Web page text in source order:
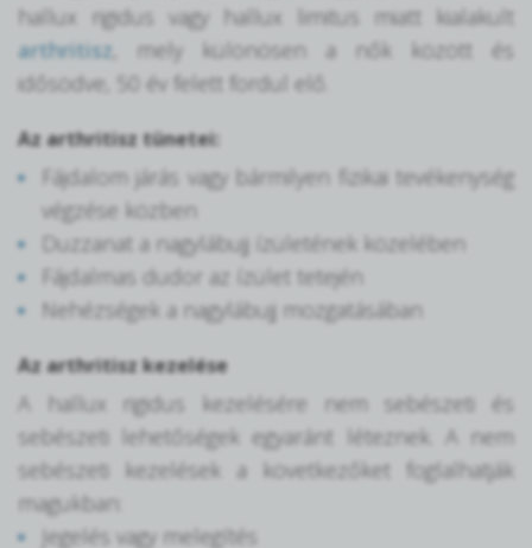
hallux rigidus vagy hallux limitus miatt kialakult
arthritisz , mely különösen a nők között és
idősödve, 50 év felett fordul elő.
Az arthritisz tünetei:
Fájdalom járás vagy bármilyen fizikai tevékenység
végzése közben
Duzzanat a nagylábujj ízületének közelében
Fájdalmas dudor az ízület tetején
Nehézségek a nagylábujj mozgatásában
Az arthritisz kezelése
A hallux rigidus kezelésére nem sebészeti és
sebészeti lehetőségek egyaránt léteznek. A nem
sebészeti kezelések a következőket foglalhatják
magukban:
Jegelés vagy melegítés